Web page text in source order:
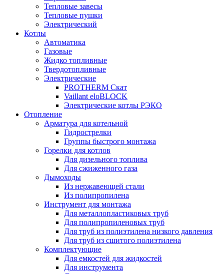
Тепловые завесы
Тепловые пушки
Электрический
Котлы
Автоматика
Газовые
Жидко топливные
Твердотопливные
Электрические
PROTHERM Скат
Vaillant eloBLOCK
Электрические котлы РЭКО
Отопление
Арматура для котельной
Гидрострелки
Группы быстрого монтажа
Горелки для котлов
Для дизельного топлива
Для сжиженного газа
Дымоходы
Из нержавеющей стали
Из полипропилена
Инструмент для монтажа
Для металлопластиковых труб
Для полипропиленовых труб
Для труб из полиэтилена низкого давления
Для труб из сшитого полиэтилена
Комплектующие
Для емкостей для жидкостей
Для инструмента